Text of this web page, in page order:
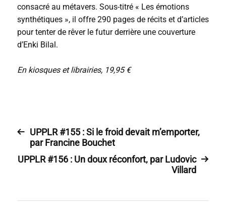
consacré au métavers. Sous-titré « Les émotions
synthétiques », il offre 290 pages de récits et d’articles
pour tenter de rêver le futur derrière une couverture
d’Enki Bilal.
En kiosques et librairies, 19,95 €
UPPLR #155 : Si le froid devait m’emporter,
par Francine Bouchet
UPPLR #156 : Un doux réconfort, par Ludovic
Villard